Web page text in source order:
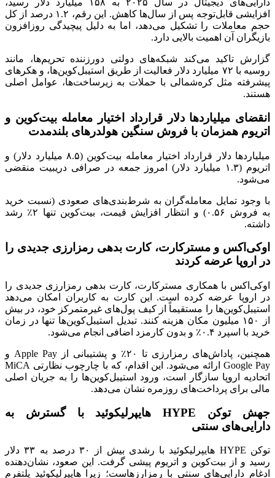
دارایی‌های دیجیتال در سال ۲۰۲۵ به ۱۵۸ میلیارد دلار رسید،
افزایشی قابل‌توجه پس از سال‌ها کاهش. این رقم، ۱.۲ درصد از کل
حجم معاملات را تشکیل می‌دهد، اما به دلیل پیچیدگی روزافزون
بازیگران آن اهمیت بالایی دارد.
گزارش تاکید می‌کند شبکه‌های دولتی دورزننده تحریم‌ها، مانند
روسیه با ۷۲ میلیارد دلار فعالیت از طریق استیبل‌کوین‌ها، و هکرهای
پیشرفته مثل کره‌شمالی با حملات به زیرساخت‌ها، عوامل اصلی
هستند.
انقضای میلیاردها دلار قرارداد اختیار معامله بیت‌کوین و
اتریوم همزمان با فروش سنگین هولدرهای بلندمدت
میلیاردها دلار قرارداد اختیار معامله بیت‌کوین (۸.۵ میلیارد دلار) و
اتریوم (۱.۳ میلیارد دلار) امروز جمعه در صرافی دریبیت منقضی
می‌شود.
با وجود تمایل معامله‌گران به شرط‌بندی‌های صعودی (نسبت خرید
به فروش ۰.۵۶) و انتظار افزایش قیمت، بیت‌کوین تنها ۲٪ رشد
داشته.
او‌کی‌اکس و مسترکارت، کارت بدهی رمزارزی جدیدی را
در اروپا عرضه کردند
او‌کی‌اکس با همکاری مسترکارت، کارت بدهی رمزارزی جدیدی را
در اروپا عرضه کرده است. این کارت به کاربران امکان می‌دهد
استیبل‌کوین‌ها را مستقیماً از کیف پول‌های غیرمتمرکز خود، در بیش
از ۱۵۰ میلیون مکان هزینه کنند. تبدیل استیبل‌کوین‌ها تنها در زمان
خرید با اسپرد ۰.۴٪ و بدون کارمزد اضافی انجام می‌شود.
همچنین، پاداش‌های رمزارزی تا ۲۰٪ و پشتیبانی از Apple Pay و
Google Pay ارائه می‌شود. این اقدام، که با چارچوب نظارتی MiCA
اتحادیه اروپا سازگار است، ورود استیبل‌کوین‌ها را به جریان اصلی
مالی برای پرداخت‌های روزمره نشان می‌دهد.
جهش توکن HYPE هایپرلیکوئید با گسترش به
دارایی‌های سنتی
توکن HYPE هایپرلیکوئید با رشدی بیش از ۳۰ درصد به ۳۳ دلار
رسید و از بیت‌کوین و اتریوم پیشی گرفت. این صعود، نشان‌دهنده
ادغام دارایی‌های سنتی با رمزارزهاست؛ زیرا هایپرلیکوئید پلتفرم